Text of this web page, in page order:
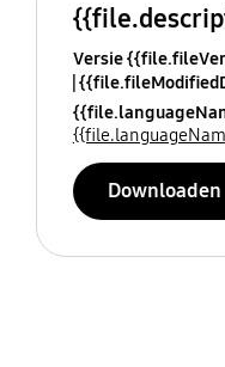
Versie
Downloaden